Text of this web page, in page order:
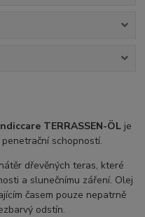
TERRASSEN-ÖL je
schopností.
dřevěných teras, které
a slunečnímu záření. Olej
časem pouze nepatrně
odstín.